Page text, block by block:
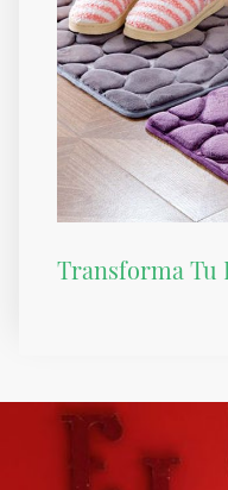
Transforma Tu